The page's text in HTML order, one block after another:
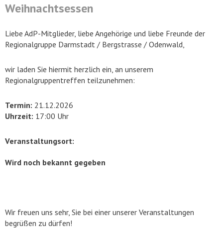
Weihnachtsessen
Liebe AdP-Mitglieder, liebe Angehörige und liebe Freunde der
Regionalgruppe Darmstadt / Bergstrasse / Odenwald,
wir laden Sie hiermit herzlich ein, an unserem
Regionalgruppentreffen teilzunehmen:
Termin: 21.12.2026
Uhrzeit: 17:00 Uhr
Veranstaltungsort:
Wird noch bekannt gegeben
Wir freuen uns sehr, Sie bei einer unserer Veranstaltungen
begrüßen zu dürfen!